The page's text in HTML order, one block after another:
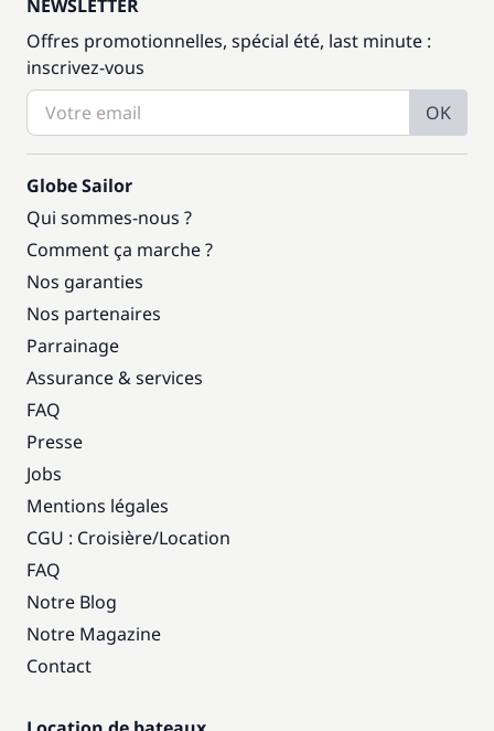
NEWSLETTER
Offres promotionnelles, spécial été, last minute :
inscrivez-vous
OK
Globe Sailor
Qui sommes-nous ?
Comment ça marche ?
Nos garanties
Nos partenaires
Parrainage
Assurance & services
FAQ
Presse
Jobs
Mentions légales
CGU : Croisière/Location
FAQ
Notre Blog
Notre Magazine
Contact